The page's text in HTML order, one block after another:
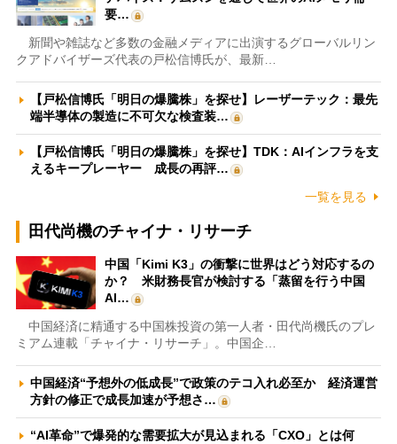
要…
新聞や雑誌など多数の金融メディアに出演するグローバルリン
クアドバイザーズ代表の戸松信博氏が、最新…
【戸松信博氏「明日の爆騰株」を探せ】レーザーテック：最先
端半導体の製造に不可欠な検査装…
【戸松信博氏「明日の爆騰株」を探せ】TDK：AIインフラを支
えるキープレーヤー 成長の再評…
一覧を見る
田代尚機のチャイナ・リサーチ
中国「Kimi K3」の衝撃に世界はどう対応するの
か？ 米財務長官が検討する「蒸留を行う中国
AI…
中国経済に精通する中国株投資の第一人者・田代尚機氏のプレ
ミアム連載「チャイナ・リサーチ」。中国企…
中国経済“予想外の低成長”で政策のテコ入れ必至か 経済運営
方針の修正で成長加速が予想さ…
“AI革命”で爆発的な需要拡大が見込まれる「CXO」とは何